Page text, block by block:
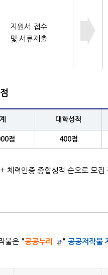
지원서 접수
및 서류제출
계 대학성적
점 400점
체력인증 종합성적 순으로 모
물은 "공공누리 " 공공저작물